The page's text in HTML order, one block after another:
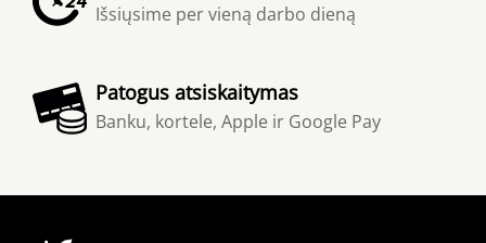
Išsiųsime per vieną darbo dieną
Patogus atsiskaitymas
Banku, kortele, Apple ir Google Pay